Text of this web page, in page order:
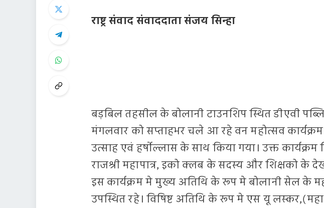
राष्ट्र संवाद संवाददाता संजय सिन्हा
बड़बिल तहसील के बोलानी टाउनशिप स्थित डीएवी
मंगलवार को सप्ताहभर चले आ रहे वन महोत्सव
उत्साह एवं हर्षोल्लास के साथ किया गया। उक्त कार्यक्रम
राजश्री महापात्र, इको क्लब के सदस्य और शिक्षको के
इस कार्यक्रम मे मुख्य अतिथि के रूप मे बोलानी सेल के
उपस्थित रहे। विषिष्ट अतिथि के रूप मे एस यू